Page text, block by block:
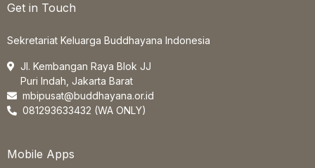
Get in Touch
Sekretariat Keluarga Buddhayana Indonesia
Jl. Kembangan Raya Blok JJ
Puri Indah, Jakarta Barat
mbipusat@buddhayana.or.id
081293633432 (WA ONLY)
Mobile Apps